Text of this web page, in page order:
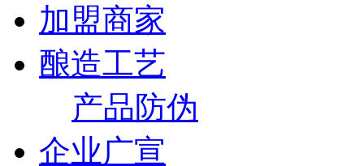
加盟商家
酿造工艺
产品防伪
企业广宣